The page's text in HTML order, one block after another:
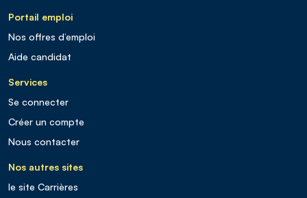
Portail emploi
Nos offres d’emploi
Aide candidat
Services
Se connecter
Créer un compte
Nous contacter
Nos autres sites
le site Carrières